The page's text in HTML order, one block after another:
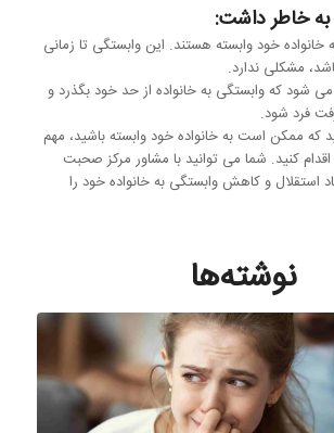
به خاطر داشت:
خانواده خود وابسته هستند. این وابستگی تا زمانی
مشکلی ندارد.
شود که وابستگی به خانواده از حد خود بگذرد و
فرد شود.
که ممکن است به خانواده خود وابسته باشید، مهم
کنید. شما می توانید با مشاور مرکز صحبت
استقلال و کاهش وابستگی به خانواده خود را
نوشته‌ها